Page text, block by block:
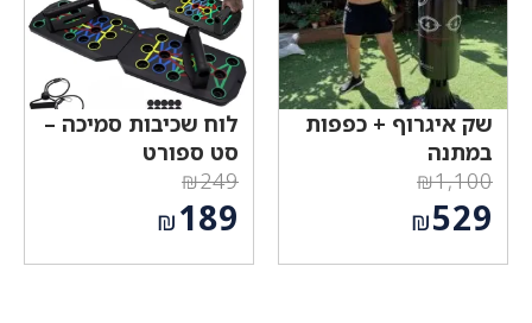
שק איגרוף + כפפות
במתנה
₪1,100
המחיר
המקורי
היה:
₪529
לוח שכיבות סמיכה –
סט ספורט
₪249
המחיר
המקורי
היה:
₪189